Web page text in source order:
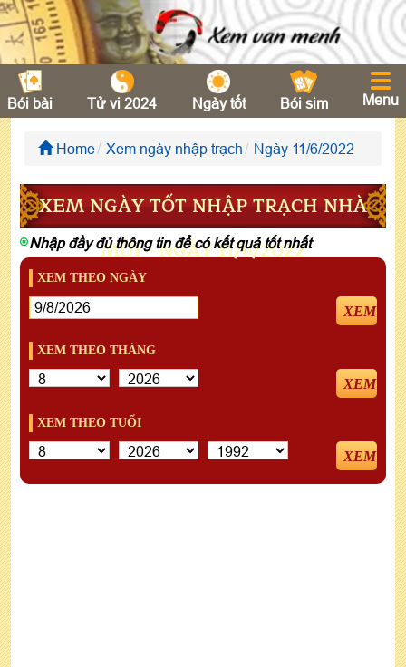
Bói bài Tử vi 2024 Ngày tốt Bói sim Menu
Home Xem ngày nhập trạch Ngày 11/6/2022
XEM NGÀY TỐT NHẬP TRẠCH NHÀ
MỚI - NGÀY 11/6/2022
Nhập đầy đủ thông tin để có kết quả tốt nhất
XEM THEO NGÀY
XEM
XEM THEO THÁNG
XEM
XEM THEO TUỔI
XEM